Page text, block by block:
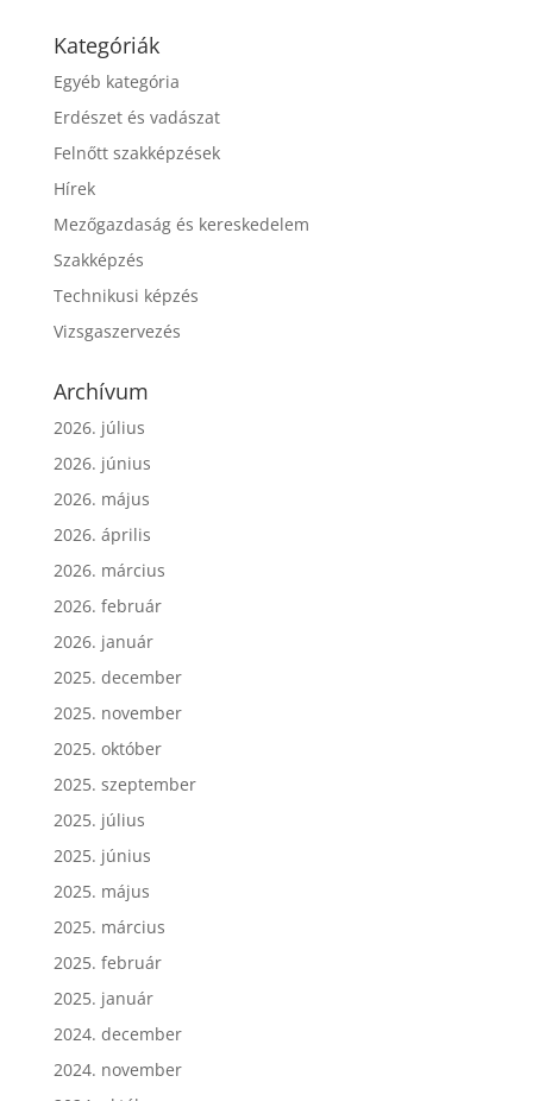
Kategóriák
Egyéb kategória
Erdészet és vadászat
Felnőtt szakképzések
Hírek
Mezőgazdaság és kereskedelem
Szakképzés
Technikusi képzés
Vizsgaszervezés
Archívum
2026. július
2026. június
2026. május
2026. április
2026. március
2026. február
2026. január
2025. december
2025. november
2025. október
2025. szeptember
2025. július
2025. június
2025. május
2025. március
2025. február
2025. január
2024. december
2024. november